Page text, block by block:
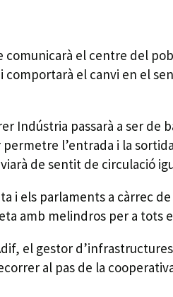
comunicarà el centre del
i comportarà el canvi en el
Indústria passarà a ser
l’entrada i la
de sentit de circulació
i els parlaments a càrrec
amb melindros per a tots
el gestor
al pas de la